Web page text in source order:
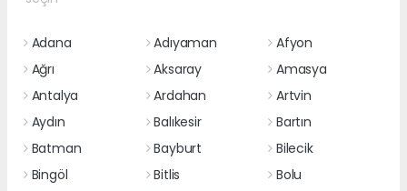
Adana Adıyaman
Afyon
Ağrı
Aksaray
Amasya
Antalya
Ardahan
Artvin
Aydın
Balıkesir
Bartın
Batman
Bayburt
Bilecik
Bingöl
Bitlis
Bolu